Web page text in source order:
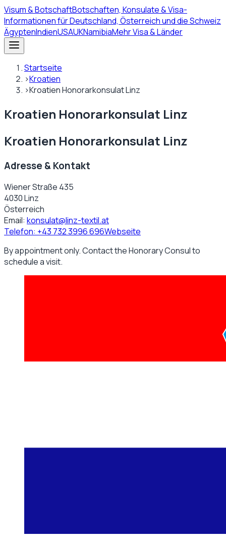
Visum& BotschaftBotschaften, Konsulate & Visa-
Informationen für Deutschland, Österreich und die Schweiz
ÄgyptenIndienUSAUKNamibiaMehr Visa & Länder
Startseite
›Kroatien
›Kroatien Honorarkonsulat Linz
Kroatien Honorarkonsulat Linz
Kroatien Honorarkonsulat Linz
Adresse & Kontakt
Wiener Straße 435
4030 Linz
Österreich
Email: konsulat@linz-textil.at
Telefon: +43 732 3996 696Webseite
By appointment only. Contact the Honorary Consul to
schedule a visit.